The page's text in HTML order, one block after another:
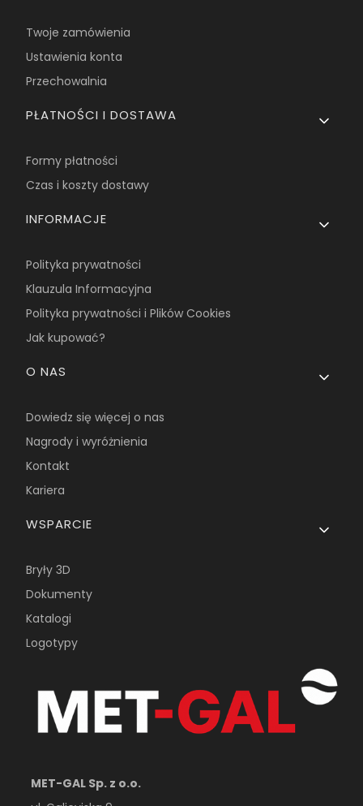
Twoje zamówienia
Ustawienia konta
Przechowalnia
PŁATNOŚCI I DOSTAWA
Formy płatności
Czas i koszty dostawy
INFORMACJE
Polityka prywatności
Klauzula Informacyjna
Polityka prywatności i Plików Cookies
Jak kupować?
O NAS
Dowiedz się więcej o nas
Nagrody i wyróżnienia
Kontakt
Kariera
WSPARCIE
Bryły 3D
Dokumenty
Katalogi
Logotypy
MET-GAL Sp. z o.o.